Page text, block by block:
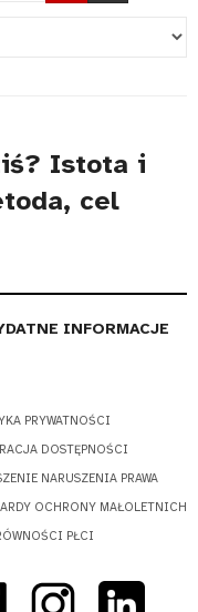
Istota i
cel
INFORMACJE
PRYWATNOŚCI
DOSTĘPNOŚCI
NARUSZENIA PRAWA
OCHRONY MAŁOLETNICH
PŁCI